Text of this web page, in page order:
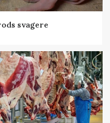
svagere